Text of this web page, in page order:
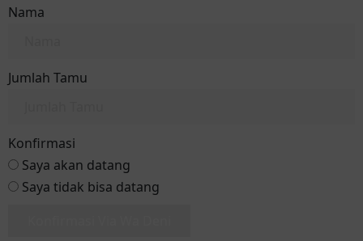
Nama
Jumlah Tamu
Konfirmasi
Saya akan datang
Saya tidak bisa datang